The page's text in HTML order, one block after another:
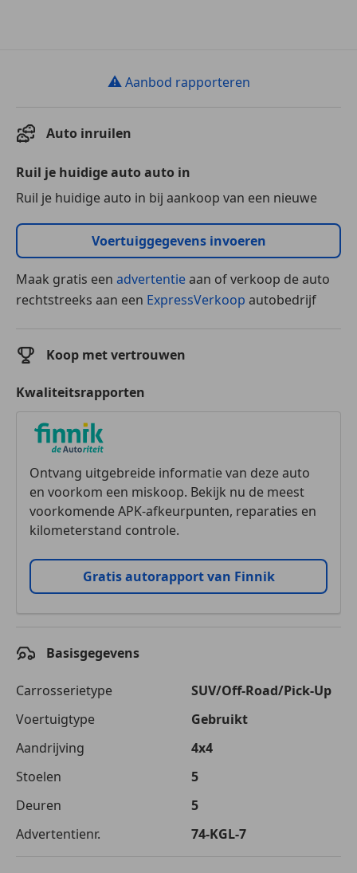
⚠ Aanbod rapporteren
Auto inruilen
Ruil je huidige auto auto in
Ruil je huidige auto in bij aankoop van een nieuwe
Voertuiggegevens invoeren
Maak gratis een advertentieaan of verkoop de auto
rechtstreeks aan een ExpressVerkoop autobedrijf
Koop met vertrouwen
Kwaliteitsrapporten
Ontvang uitgebreide informatie van deze auto
en voorkom een miskoop. Bekijk nu de meest
voorkomende APK-afkeurpunten, reparaties en
kilometerstand controle.
Gratis autorapport van Finnik
Basisgegevens
Carrosserietype
SUV/Off-Road/Pick-Up
Voertuigtype
Gebruikt
Aandrijving
4x4
Stoelen
5
Deuren
5
Advertentienr.
74-KGL-7